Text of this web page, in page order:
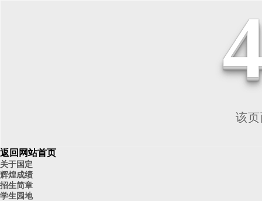
该
返回网站首页
关于国定
辉煌成绩
招生简章
学生园地